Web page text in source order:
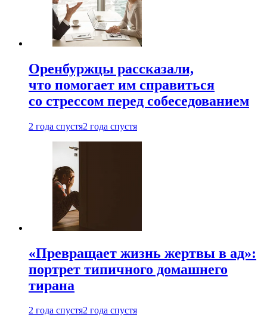
Оренбуржцы рассказали,
что помогает им справиться
со стрессом перед собеседованием
2 года спустя2 года спустя
«Превращает жизнь жертвы в ад»:
портрет типичного домашнего
тирана
2 года спустя2 года спустя